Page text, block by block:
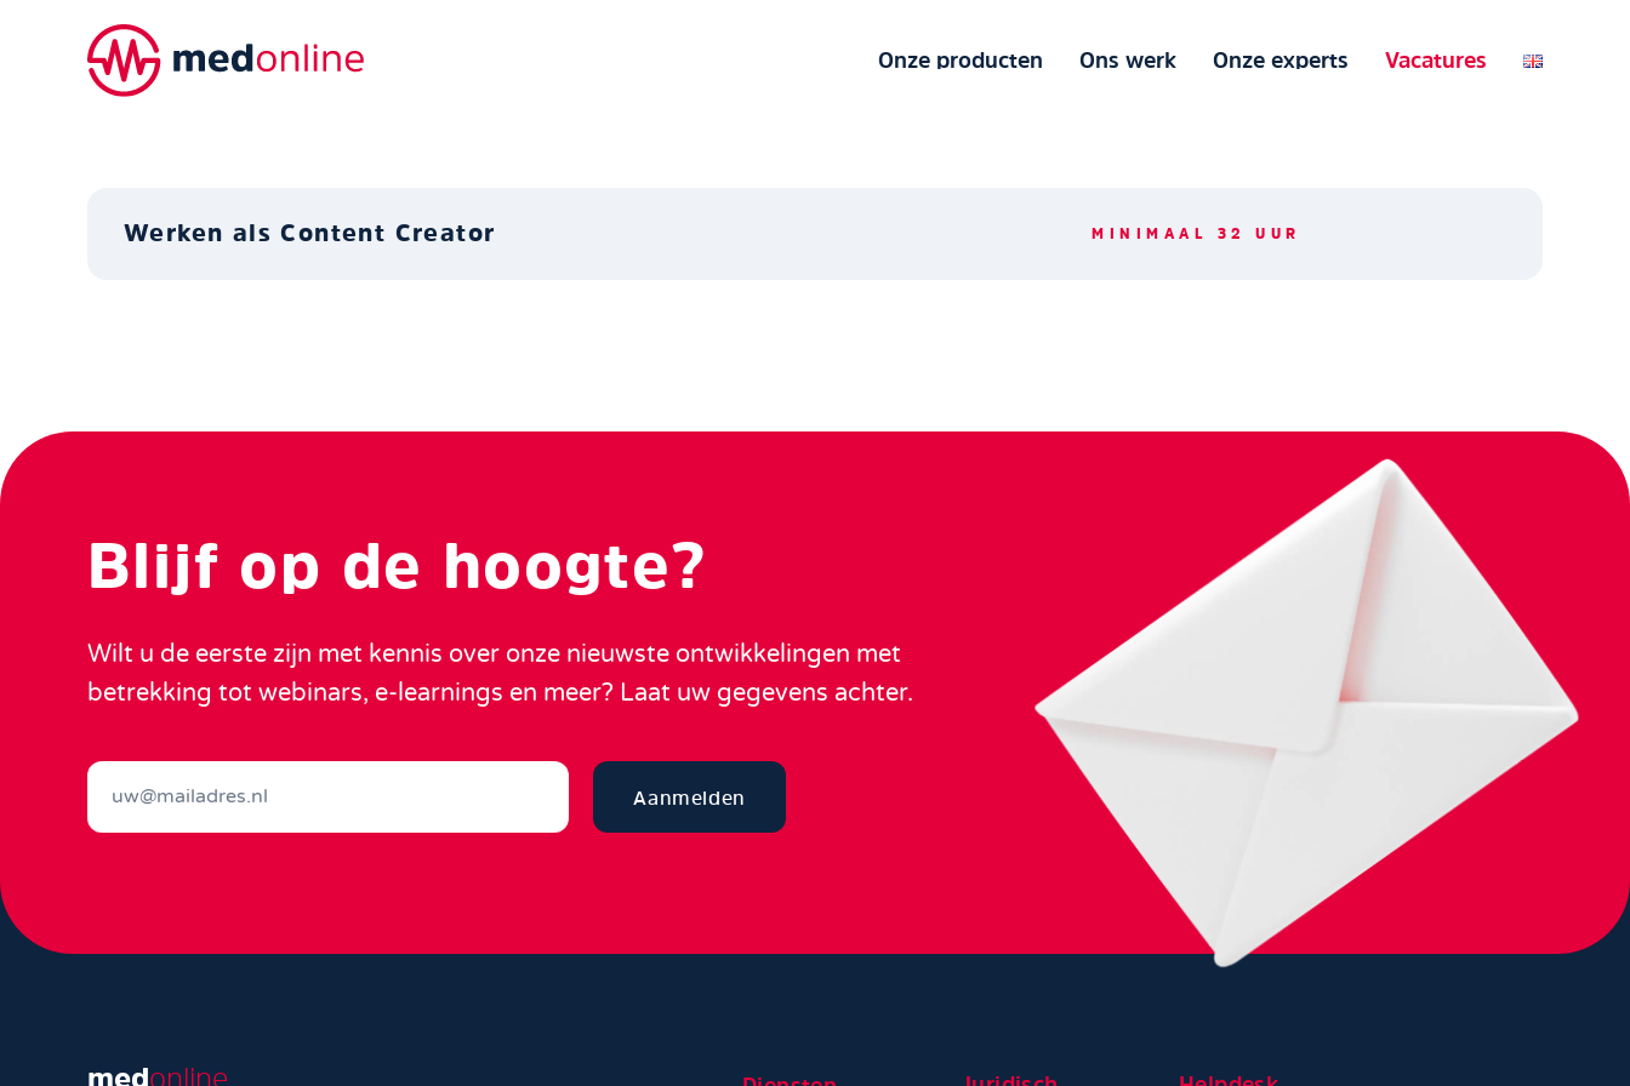
Onze producten Ons werk Onze experts Vacatures
Werken als Content Creator MINIMAAL 32 UUR
Blijf op de hoogte?
Wilt u de eerste zijn met kennis over onze nieuwste ontwikkelingen met
betrekking tot webinars, e-learnings en meer? Laat uw gegevens achter.
Aanmelden
medonline